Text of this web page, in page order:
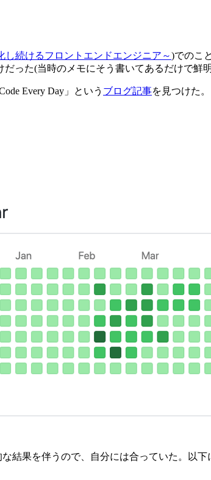
し続けるフロントエンドエンジニア～)でのこ
った(当時のメモにそう書いてあるだけで鮮
Every Day」という ブログ記事を見つけた
結果を伴うので、自分には合っていた。以